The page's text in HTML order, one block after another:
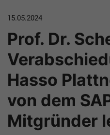
15.05.2024
Prof. Dr.
Hasso
von dem
Mitgründer